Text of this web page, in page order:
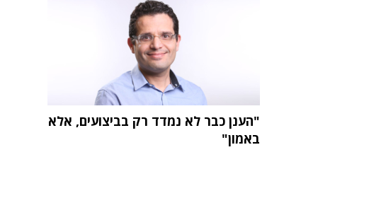
"הענן כבר לא נמדד רק בביצועים, אלא
באמון"